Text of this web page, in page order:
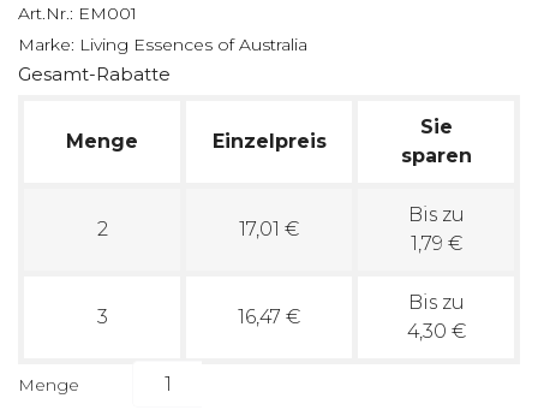
Art.Nr.: EM001
Marke: Living Essences of Australia
Gesamt-Rabatte
Menge Einzelpreis
Sie
sparen
2 17,01 €
Bis zu
1,79 €
3 16,47 €
Bis zu
4,30 €
Menge